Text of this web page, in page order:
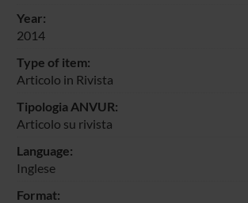
Year:
2014
Type of item:
Articolo in Rivista
Tipologia ANVUR:
Articolo su rivista
Language:
Inglese
Format: